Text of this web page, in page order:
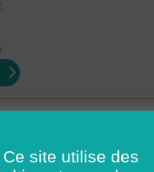
à domicile SERIGNAN (H/F)
Ce site utilise des